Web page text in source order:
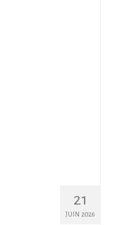
21
JUIN 2026